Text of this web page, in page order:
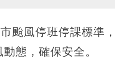
颱風停班停課標準，
態，確保安全。